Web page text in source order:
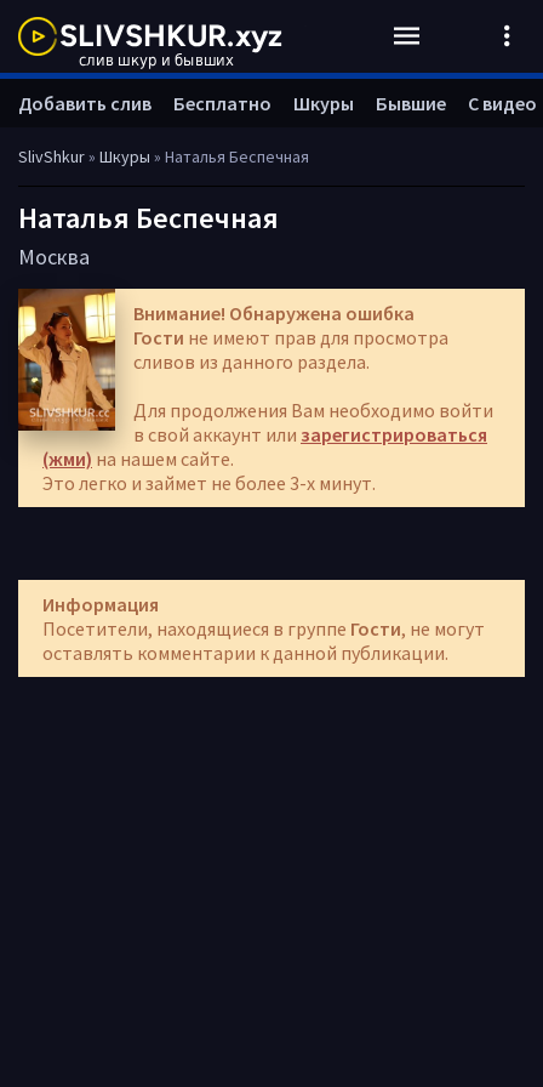
SlivShkur» Шкуры » Наталья Беспечная
Наталья Беспечная
Москва
Внимание! Обнаружена ошибка
Гости не имеют прав для просмотра
сливов из данного раздела.
Для продолжения Вам необходимо войти
в свой аккаунт или зарегистрироваться
(жми) на нашем сайте.
Это легко и займет не более 3-х минут.
Информация
Посетители, находящиеся в группе Гости, не могут
оставлять комментарии к данной публикации.
Добавить слив Бесплатно Шкуры Бывшие С видео